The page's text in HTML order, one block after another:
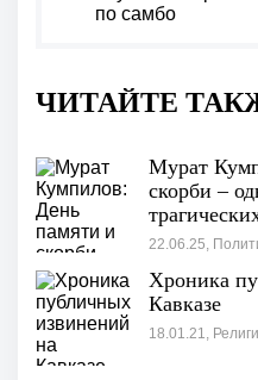
по самбо
ЧИТАЙТЕ
Мурат
скорби –
Родины
22.06.25,
Хроника
Кавказе
18.01.21,